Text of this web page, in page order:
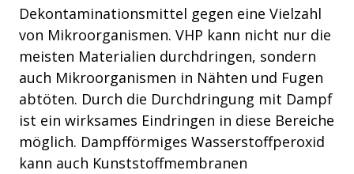
Dekontaminationsmittel gegen eine Vielzahl
von Mikroorganismen. VHP kann nicht nur die
meisten Materialien durchdringen, sondern
auch Mikroorganismen in Nähten und Fugen
abtöten. Durch die Durchdringung mit Dampf
ist ein wirksames Eindringen in diese Bereiche
möglich. Dampfförmiges Wasserstoffperoxid
kann auch Kunststoffmembranen